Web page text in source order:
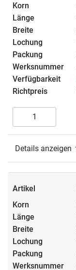
Details anzeigen